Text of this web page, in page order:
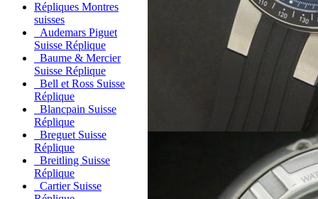
Répliques Montres
suisses
Audemars Piguet
Suisse Réplique
Baume & Mercier
Suisse Réplique
Bell et Ross Suisse
Réplique
Blancpain Suisse
Réplique
Breguet Suisse
Réplique
Breitling Suisse
Réplique
Cartier Suisse